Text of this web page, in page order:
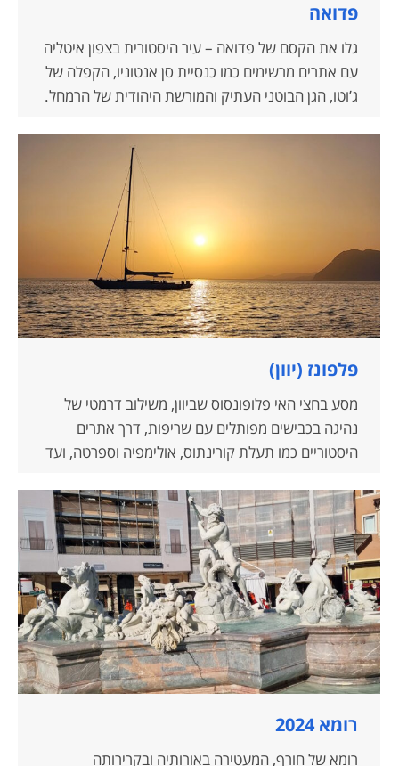
פדואה
גלו את הקסם של פדואה – עיר היסטורית בצפון איטליה
עם אתרים מרשימים כמו כנסיית סן אנטוניו, הקפלה של
ג’וטו, הגן הבוטני העתיק והמורשת היהודית של הרמחל.
מרחצאות חמים, וטיפולים מפנקים במלון היוקרה
אלבום התמונות ייקח אתכם למסע של תרבות,
פלפונז (יוון)
מסע בחצי האי פלופונסוס שביוון, משילוב דרמטי של
נהיגה בכבישים מפותלים עם שריפות, דרך אתרים
היסטוריים כמו תעלת קורינתוס, אולימפיה וספרטה, ועד
ווראיקום. בנוסף, מוזכר הקשר ההיסטורי בין היהודים
לאזור.
רומא 2024
רומא של חורף, המעטירה באורותיה ובקרירותה